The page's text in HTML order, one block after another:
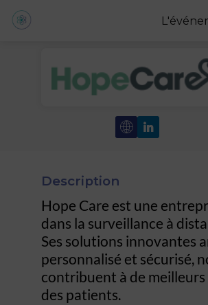
Description
Hope Care est une
dans la surveillance à
Ses solutions innovantes
personnalisé et sécurisé,
contribuent à de
des patients.